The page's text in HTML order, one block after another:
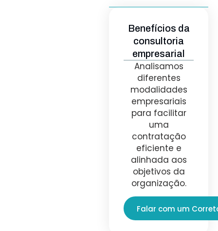
Benefícios da
consultoria
empresarial
Analisamos
diferentes
modalidades
empresariais
para facilitar
uma
contratação
eficiente e
alinhada aos
objetivos da
organização.
Falar com um